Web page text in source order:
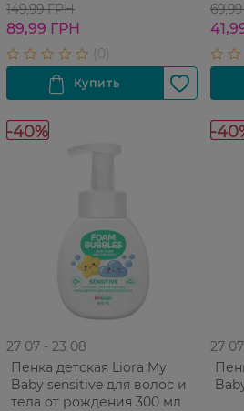
149,99 ГРН
89,99 ГРН
-40%
27 07 - 23 08
Пенка детская Liora My
Baby sensitive для волос и
тела от рождения 300 мл
-
27